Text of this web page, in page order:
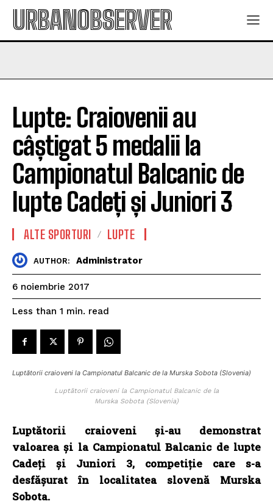
URBANOBSERVER
Lupte: Craiovenii au
câștigat 5 medalii la
Campionatul Balcanic de
lupte Cadeți și Juniori 3
ALTE SPORTURI LUPTE
AUTHOR: Administrator
6 noiembrie 2017
Less than 1 min. read
Luptătorii craioveni la Campionatul Balcanic de la Murska Sobota (Slovenia)
Luptătorii craioveni la Campionatul Balcanic de la
Murska Sobota (Slovenia)
Luptătorii craioveni și-au demonstrat
valoarea și la Campionatul Balcanic de lupte
Cadeți și Juniori 3, competiție care s-a
desfășurat în localitatea slovenă Murska
Sobota.